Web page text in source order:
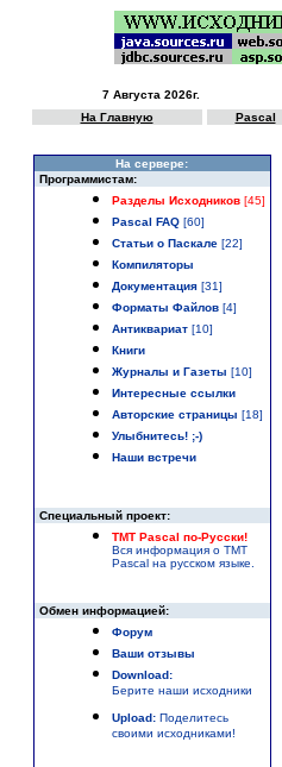
7 Августа 2026г.
На Главную
Pascal
Hа сервере:
Программистам:
Разделы Исходников[45]
Pascal FAQ[60]
Статьи о Паскале[22]
Компиляторы
Документация[31]
Форматы Файлов[4]
Антиквариат[10]
Книги
Журналы и Газеты [10]
Интересные ссылки
Авторские страницы [18]
Улыбнитесь! ;-)
Наши встречи
Специальный проект:
TMT Pascal по-Русски!
Вся информация о TMT
Pascal на русском языке.
Обмен информацией:
Форум
Ваши отзывы
Download:
Берите наши исходники
Upload:Поделитесь
своими исходниками!